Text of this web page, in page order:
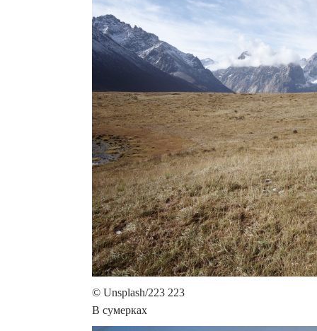
© Unsplash/223 223
В сумерках